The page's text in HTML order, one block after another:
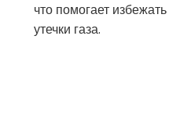
что помогает избежать
утечки газа.